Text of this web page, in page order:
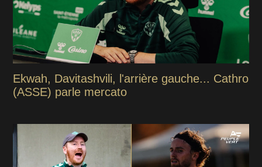
Ekwah, Davitashvili, l'arrière gauche... Cathro
(ASSE) parle mercato